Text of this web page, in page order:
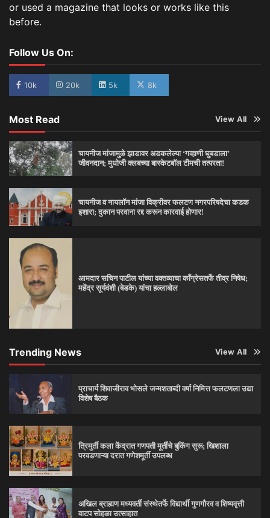
or used a magazine that looks or works like this
before.
Follow Us On:
10k 20k 5k 8k
Most Read View All
चायनीज मांजामुळे झाडावर अडकलेल्या ‘गव्हाणी घुबडाला’
जीवनदान; मुधोजी क्लबच्या बास्केटबॉल टीमची तत्परता!
चायनीज व नायलॉन मांजा विक्रीवर फलटण नगरपरिषदेचा कडक
इशारा; दुकान परवाना रद्द करून कारवाई होणार!
आमदार सचिन पाटील यांच्या वक्तव्याचा काँग्रेसतर्फे तीव्र निषेध;
महेंद्र सूर्यवंशी (बेडके) यांचा हल्लाबोल
Trending News View All
प्राचार्य शिवाजीराव भोसले जन्मशताब्दी वर्षा निमित्त फलटणला उद्या
विशेष बैठक
त्रिमुर्ती कला केंद्रात गणपती मूर्तींचे बुकिंग सुरू; खिशाला
परवडणाऱ्या दरात गणेशमूर्ती उपलब्ध
अखिल ब्राह्मण मध्यवर्ती संस्थेतर्फे विद्यार्थी गुणगौरव व शिष्यवृत्ती
वाटप सोहळा उत्साहात